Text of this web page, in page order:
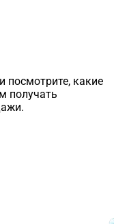
посмотрите, какие
получать